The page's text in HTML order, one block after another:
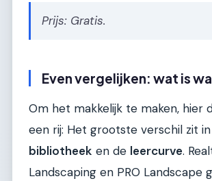
Prijs: Gratis.
Even vergelijken: wat is
Om het makkelijk te maken, hier
een rij: Het grootste verschil zit
bibliotheek en de leercurve.
Landscaping en PRO Landscape